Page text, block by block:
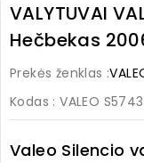
VALYTUVAI
Hečbekas
Prekės ženklas :
Kodas : VALEO
Valeo Silencio